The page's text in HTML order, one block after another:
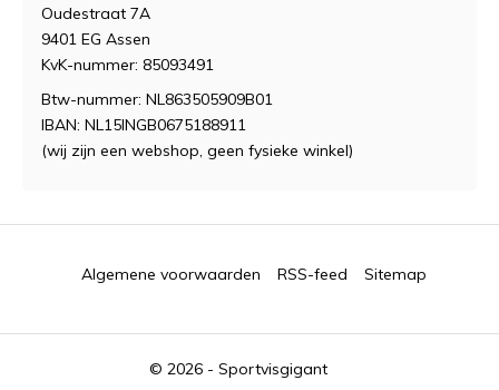
Oudestraat 7A
9401 EG Assen
KvK-nummer: 85093491
Btw-nummer: NL863505909B01
IBAN: NL15INGB0675188911
(wij zijn een webshop, geen fysieke winkel)
© 2026 - Sportvisgigant
Algemene voorwaarden RSS-feed Sitemap